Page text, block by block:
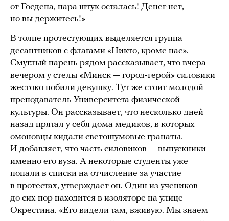
от Госдепа, пара штук осталась! Денег нет,
но вы держитесь!»
В толпе протестующих выделяется группа
десантников с флагами «Никто, кроме нас».
Смуглый парень рядом рассказывает, что вчера
вечером у стелы «Минск — город-герой» силовики
жестоко побили девушку. Тут же стоит молодой
преподаватель Университета физической
культуры. Он рассказывает, что несколько дней
назад прятал у себя дома медиков, в которых
омоновцы кидали светошумовые гранаты.
И добавляет, что часть силовиков — выпускники
именно его вуза. А некоторые студенты уже
попали в списки на отчисление за участие
в протестах, утверждает он. Один из учеников
до сих пор находится в изоляторе на улице
Окрестина. «Его видели там, вживую. Мы знаем